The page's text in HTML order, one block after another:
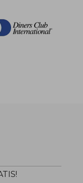
40%
dcto.